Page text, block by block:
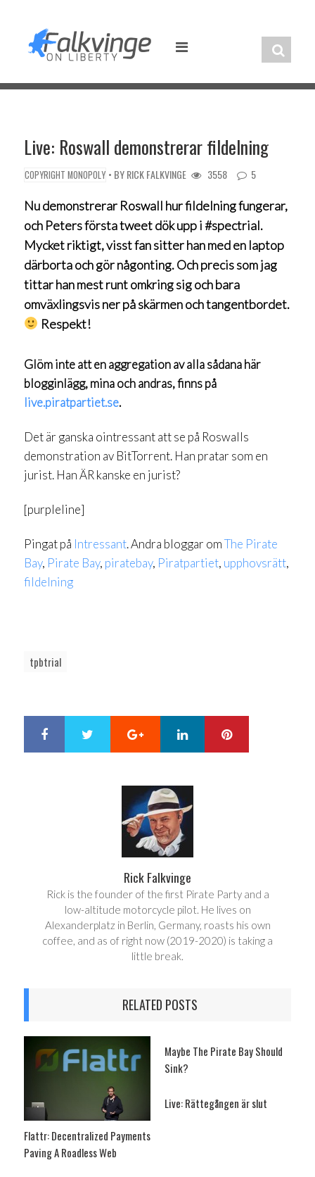
content
Live: Roswall demonstrerar fildelning
COPYRIGHT MONOPOLY • BYRICK FALKVINGE 3558 5
Nu demonstrerar Roswall hur fildelning fungerar,
och Peters första tweet dök upp i #spectrial.
Mycket riktigt, visst fan sitter han med en laptop
därborta och gör någonting. Och precis som jag
tittar han mest runt omkring sig och bara
omväxlingsvis ner på skärmen och tangentbordet.
Respekt!
Glöm inte att en aggregation av alla sådana här
blogginlägg, mina och andras, finns på
live.piratpartiet.se.
Det är ganska ointressant att se på Roswalls
demonstration av BitTorrent. Han pratar som en
jurist. Han ÄR kanske en jurist?
[purpleline]
Pingat på Intressant. Andra bloggar omThe Pirate
Bay, Pirate Bay, piratebay, Piratpartiet, upphovsrätt,
fildelning
tpbtrial
Google+ LinkedIn
Rick Falkvinge
Rick is the founder of the first Pirate Party and a
low-altitude motorcycle pilot. He lives on
Alexanderplatz in Berlin, Germany, roasts his own
coffee, and as of right now (2019-2020) is taking a
little break.
RELATED POSTS
Flattr: Decentralized Payments
Paving A Roadless Web
Maybe The Pirate Bay Should
Sink?
Live: Rättegången är slut